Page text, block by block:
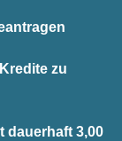
zu
dauerhaft 3,00